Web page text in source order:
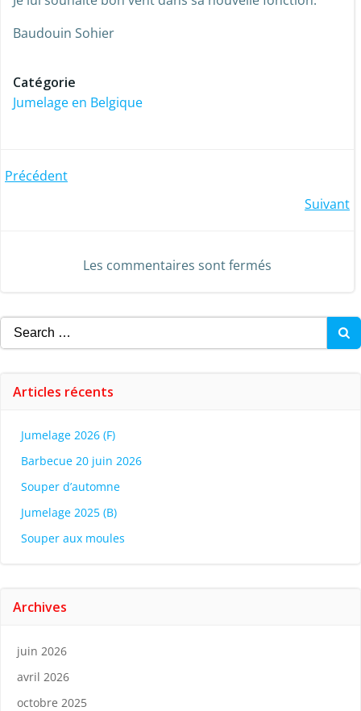
Baudouin Sohier
Catégorie
Jumelage en Belgique
Post
Précédent
navigation
Suivant
Les commentaires sont fermés
Search
for:
Articles récents
Jumelage 2026 (F)
Barbecue 20 juin 2026
Souper d’automne
Jumelage 2025 (B)
Souper aux moules
Archives
juin 2026
avril 2026
octobre 2025